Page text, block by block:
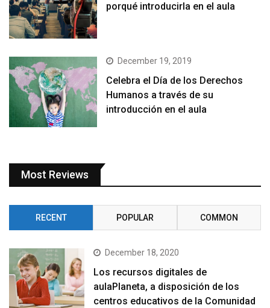
porqué introducirla en el aula
December 19, 2019
Celebra el Día de los Derechos
Humanos a través de su
introducción en el aula
Most Reviews
RECENT POPULAR COMMON
December 18, 2020
Los recursos digitales de
aulaPlaneta, a disposición de los
centros educativos de la Comunidad